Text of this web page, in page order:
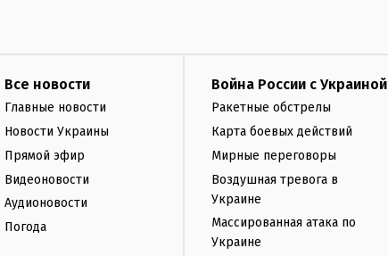
Все новости
Главные новости
Новости Украины
Прямой эфир
Видеоновости
Аудионовости
Погода
Война России с Украиной
Ракетные обстрелы
Карта боевых действий
Мирные переговоры
Воздушная тревога в
Украине
Массированная атака по
Украине